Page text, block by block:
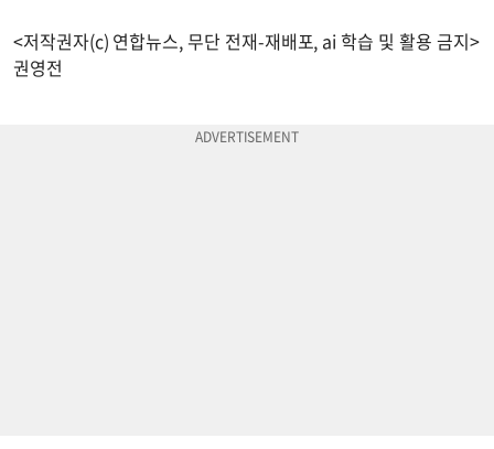
<저작권자(c) 연합뉴스, 무단 전재-재배포, ai 학습 및 활용 금지>
권영전